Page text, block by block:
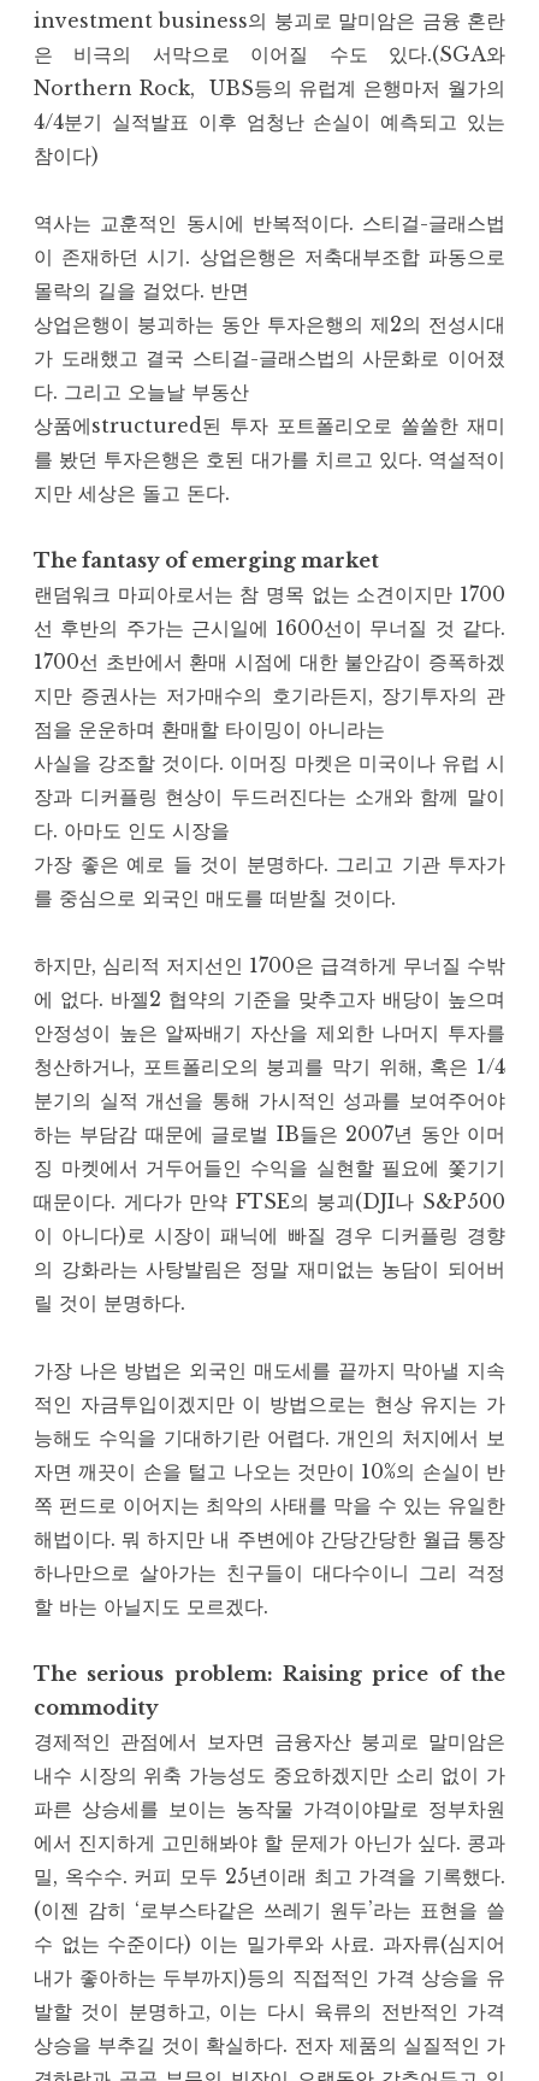
investment business의 붕괴로 말미암은 금융 혼란
은 비극의 서막으로 이어질 수도 있다.(SGA와
Northern Rock, UBS등의 유럽계 은행마저 월가의
4/4분기 실적발표 이후 엄청난 손실이 예측되고 있는
참이다)
역사는 교훈적인 동시에 반복적이다. 스티걸-글래스법
이 존재하던 시기. 상업은행은 저축대부조합 파동으로
몰락의 길을 걸었다. 반면
상업은행이 붕괴하는 동안 투자은행의 제2의 전성시대
가 도래했고 결국 스티걸-글래스법의 사문화로 이어졌
다. 그리고 오늘날 부동산
상품에structured된 투자 포트폴리오로 쏠쏠한 재미
를 봤던 투자은행은 호된 대가를 치르고 있다. 역설적이
지만 세상은 돌고 돈다.
The fantasy of emerging market
랜덤워크 마피아로서는 참 명목 없는 소견이지만 1700
선 후반의 주가는 근시일에 1600선이 무너질 것 같다.
1700선 초반에서 환매 시점에 대한 불안감이 증폭하겠
지만 증권사는 저가매수의 호기라든지, 장기투자의 관
점을 운운하며 환매할 타이밍이 아니라는
사실을 강조할 것이다. 이머징 마켓은 미국이나 유럽 시
장과 디커플링 현상이 두드러진다는 소개와 함께 말이
다. 아마도 인도 시장을
가장 좋은 예로 들 것이 분명하다. 그리고 기관 투자가
를 중심으로 외국인 매도를 떠받칠 것이다.
하지만, 심리적 저지선인 1700은 급격하게 무너질 수밖
에 없다. 바젤2 협약의 기준을 맞추고자 배당이 높으며
안정성이 높은 알짜배기 자산을 제외한 나머지 투자를
청산하거나, 포트폴리오의 붕괴를 막기 위해, 혹은 1/4
분기의 실적 개선을 통해 가시적인 성과를 보여주어야
하는 부담감 때문에 글로벌 IB들은 2007년 동안 이머
징 마켓에서 거두어들인 수익을 실현할 필요에 쫓기기
때문이다. 게다가 만약 FTSE의 붕괴(DJI나 S&P500
이 아니다)로 시장이 패닉에 빠질 경우 디커플링 경향
의 강화라는 사탕발림은 정말 재미없는 농담이 되어버
릴 것이 분명하다.
가장 나은 방법은 외국인 매도세를 끝까지 막아낼 지속
적인 자금투입이겠지만 이 방법으로는 현상 유지는 가
능해도 수익을 기대하기란 어렵다. 개인의 처지에서 보
자면 깨끗이 손을 털고 나오는 것만이 10%의 손실이 반
쪽 펀드로 이어지는 최악의 사태를 막을 수 있는 유일한
해법이다. 뭐 하지만 내 주변에야 간당간당한 월급 통장
하나만으로 살아가는 친구들이 대다수이니 그리 걱정
할 바는 아닐지도 모르겠다.
The serious problem: Raising price of the
commodity
경제적인 관점에서 보자면 금융자산 붕괴로 말미암은
내수 시장의 위축 가능성도 중요하겠지만 소리 없이 가
파른 상승세를 보이는 농작물 가격이야말로 정부차원
에서 진지하게 고민해봐야 할 문제가 아닌가 싶다. 콩과
밀, 옥수수. 커피 모두 25년이래 최고 가격을 기록했다.
(이젠 감히 ‘로부스타같은 쓰레기 원두’라는 표현을 쓸
수 없는 수준이다) 이는 밀가루와 사료. 과자류(심지어
내가 좋아하는 두부까지)등의 직접적인 가격 상승을 유
발할 것이 분명하고, 이는 다시 육류의 전반적인 가격
상승을 부추길 것이 확실하다. 전자 제품의 실질적인 가